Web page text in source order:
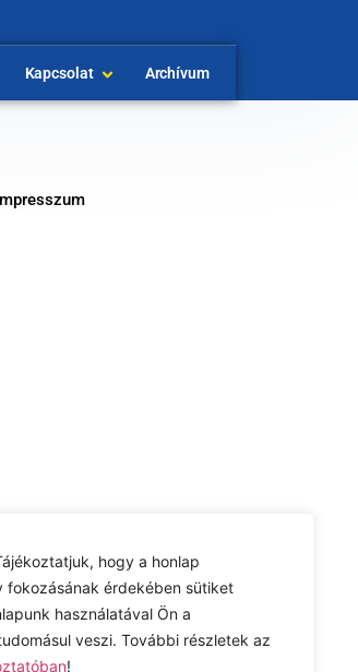
hogy a honlap
fokozásának érdekében sütiket
használatával Ön a
veszi. További részletek az
!
Kapcsolat Archívum